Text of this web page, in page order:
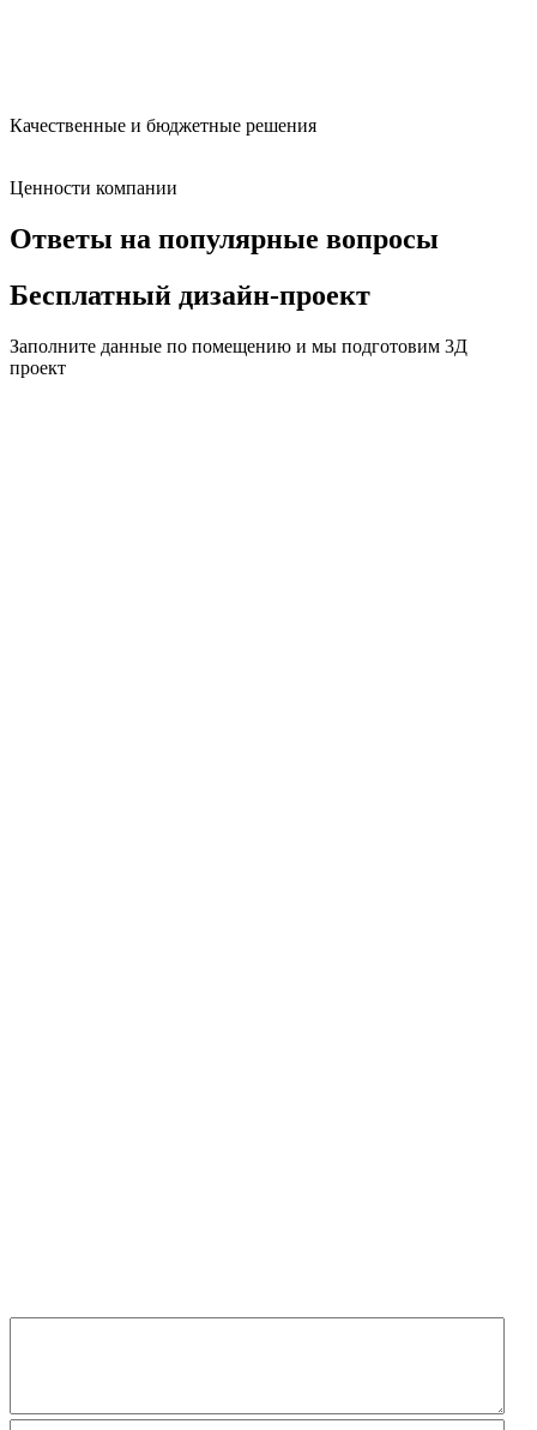
Качественные и бюджетные решения
Ценности компании
Ответы на популярные вопросы
Бесплатный дизайн-проект
Заполните данные по помещению и мы подготовим 3Д
проект